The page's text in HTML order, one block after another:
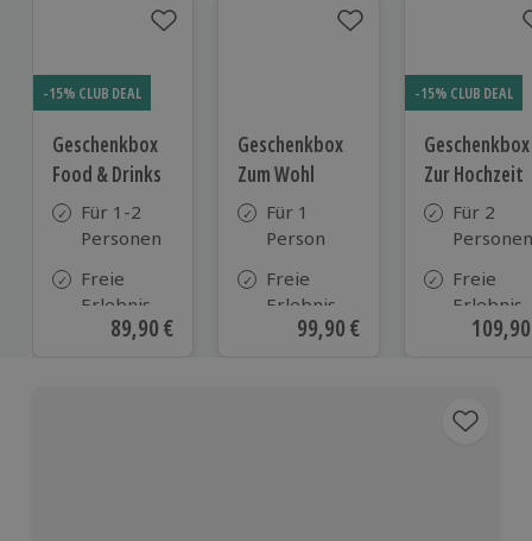
-15% CLUB DEAL
Geschenkbox
Food & Drinks
Für 1-2
Personen
Freie
Erlebnis-
Auswahl
Aktueller Preis
89,90 €
Geschenkbox
Zum Wohl
Für 1
Person
Freie
Erlebnis-
Auswahl
Aktueller Preis
99,90 €
-15% CLUB DEAL
Geschenkbox
Zur Hochzeit
Für 2
Personen
Freie
Erlebnis-
Auswahl